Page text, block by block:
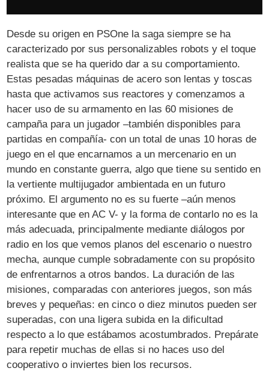
Desde su origen en PSOne la saga siempre se ha
caracterizado por sus personalizables robots y el toque
realista que se ha querido dar a su comportamiento.
Estas pesadas máquinas de acero son lentas y toscas
hasta que activamos sus reactores y comenzamos a
hacer uso de su armamento en las 60 misiones de
campaña para un jugador –también disponibles para
partidas en compañía- con un total de unas 10 horas de
juego en el que encarnamos a un mercenario en un
mundo en constante guerra, algo que tiene su sentido en
la vertiente multijugador ambientada en un futuro
próximo. El argumento no es su fuerte –aún menos
interesante que en AC V- y la forma de contarlo no es la
más adecuada, principalmente mediante diálogos por
radio en los que vemos planos del escenario o nuestro
mecha, aunque cumple sobradamente con su propósito
de enfrentarnos a otros bandos. La duración de las
misiones, comparadas con anteriores juegos, son más
breves y pequeñas: en cinco o diez minutos pueden ser
superadas, con una ligera subida en la dificultad
respecto a lo que estábamos acostumbrados. Prepárate
para repetir muchas de ellas si no haces uso del
cooperativo o inviertes bien los recursos.